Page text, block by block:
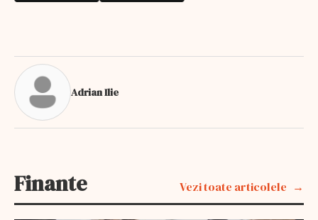
Adrian Ilie
Finante Vezi toate articolele